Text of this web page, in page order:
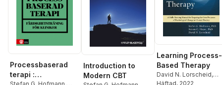
Processbaserad
terapi :
Introduction to
Modern CBT
Learning Process-
Based Therapy
David N. Lorscheid,
Stefan G. Hofmann
Häftad, 2022